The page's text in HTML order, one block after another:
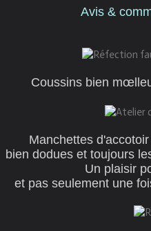
Avis &
Coussins bien
Manchettes
bien dodues et toujours
Un plaisir
et pas seulement une